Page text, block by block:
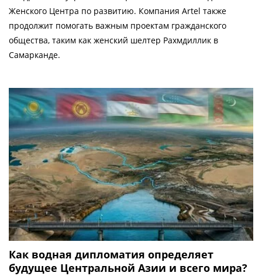
Женского Центра по развитию. Компания Artel также
продолжит помогать важным проектам гражданского
общества, таким как женский шелтер Рахмдиллик в
Самарканде.
Как водная дипломатия определяет
будущее Центральной Азии и всего мира?